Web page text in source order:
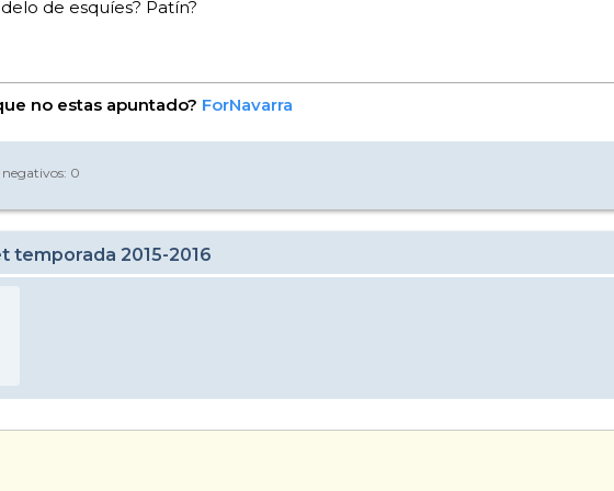
de esquíes? Patín?
no estas apuntado? ForNavarra
0
temporada 2015-2016